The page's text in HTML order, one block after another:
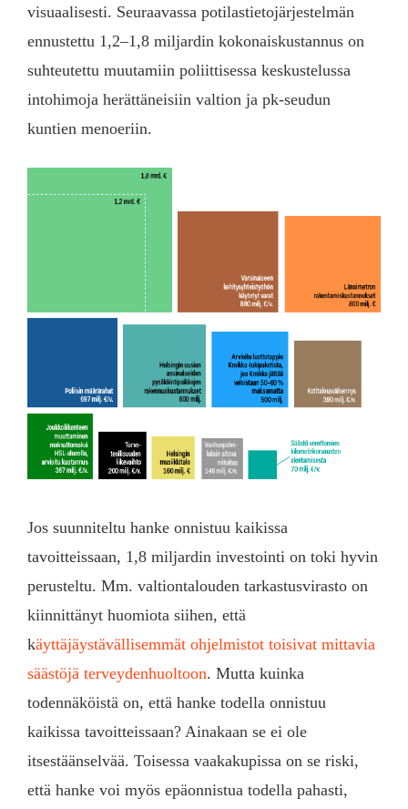
visuaalisesti. Seuraavassa potilastietojärjestelmän
ennustettu 1,2–1,8 miljardin kokonaiskustannus on
suhteutettu muutamiin poliittisessa keskustelussa
intohimoja herättäneisiin valtion ja pk-seudun
kuntien menoeriin.
Jos suunniteltu hanke onnistuu kaikissa
tavoitteissaan, 1,8 miljardin investointi on toki hyvin
perusteltu. Mm. valtiontalouden tarkastusvirasto on
kiinnittänyt huomiota siihen, että
käyttäjäystävällisemmät ohjelmistot toisivat mittavia
säästöjä terveydenhuoltoon. Mutta kuinka
todennäköistä on, että hanke todella onnistuu
kaikissa tavoitteissaan? Ainakaan se ei ole
itsestäänselvää. Toisessa vaakakupissa on se riski,
että hanke voi myös epäonnistua todella pahasti,